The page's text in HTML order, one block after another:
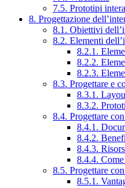
7.5. Prototipi
8. Progettazione
8.1. Obiettivi
8.2. Elementi
8.2.1.
8.2.2.
8.2.3.
8.3. Progettare e
8.3.1.
8.3.2.
8.4. Progettare
8.4.1.
8.4.2.
8.4.3.
8.4.4.
8.5. Progettare
8.5.1.